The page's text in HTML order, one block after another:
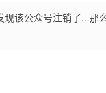
该公众号注销了…那